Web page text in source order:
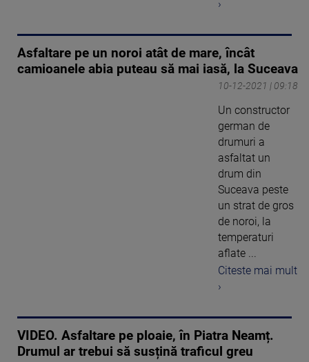
›
Asfaltare pe un noroi atât de mare, încât
camioanele abia puteau să mai iasă, la Suceava
10-12-2021 | 09:18
Un constructor
german de
drumuri a
asfaltat un
drum din
Suceava peste
un strat de gros
de noroi, la
temperaturi
aflate ...
Citeste mai mult
›
VIDEO. Asfaltare pe ploaie, în Piatra Neamț.
Drumul ar trebui să susțină traficul greu